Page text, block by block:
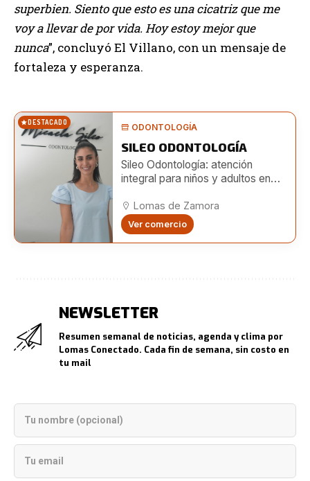
superbien. Siento que esto es una cicatriz que me
voy a llevar de por vida. Hoy estoy mejor que
nunca”, concluyó El Villano, con un mensaje de
fortaleza y esperanza.
DESTACADO ODONTOLOGÍA
SILEO ODONTOLOGÍA
Sileo Odontología: atención
integral para niños y adultos en
Lomas de Zamora
Ver comercio
NEWSLETTER
Resumen semanal de noticias, agenda y clima por
Lomas Conectado. Cada fin de semana, sin costo en
tu mail